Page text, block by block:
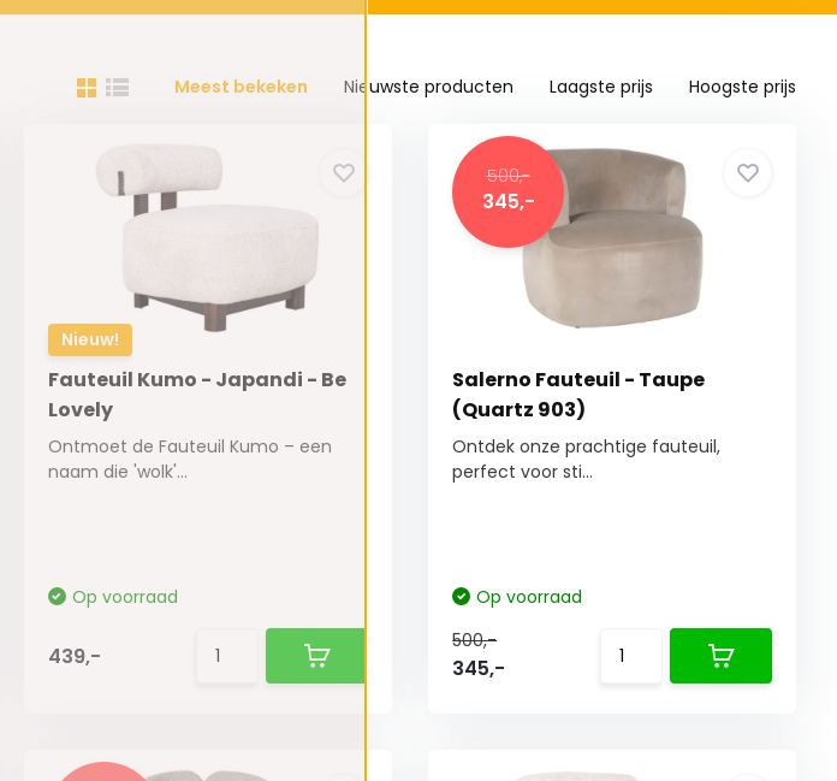
Meest bekeken Nieuwste producten Laagste prijs Hoogste prijs
Nieuw!
Fauteuil Kumo - Japandi - Be
Lovely
Ontmoet de Fauteuil Kumo – een
naam die 'wolk'...
Op voorraad
439,-
500,-
345,-
Salerno Fauteuil - Taupe
(Quartz 903)
Ontdek onze prachtige fauteuil,
perfect voor sti...
Op voorraad
500,-
345,-